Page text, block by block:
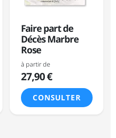
Faire part de
Décès Marbre
Rose
à partir de
27,90 €
CONSULTER